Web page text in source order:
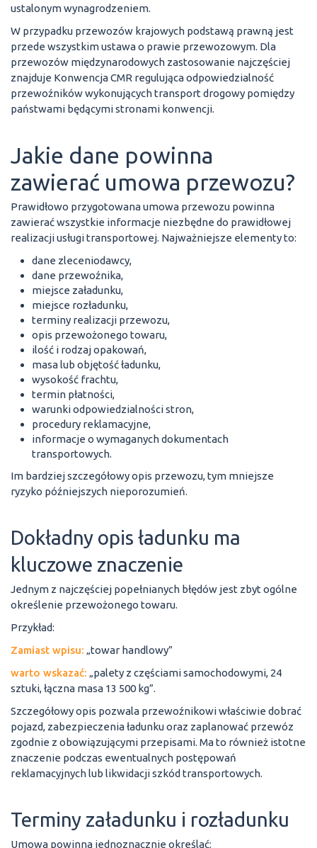
ustalonym wynagrodzeniem.
W przypadku przewozów krajowych podstawą prawną jest
przede wszystkim ustawa o prawie przewozowym. Dla
przewozów międzynarodowych zastosowanie najczęściej
znajduje Konwencja CMR regulująca odpowiedzialność
przewoźników wykonujących transport drogowy pomiędzy
państwami będącymi stronami konwencji.
Jakie dane powinna
zawierać umowa przewozu?
Prawidłowo przygotowana umowa przewozu powinna
zawierać wszystkie informacje niezbędne do prawidłowej
realizacji usługi transportowej. Najważniejsze elementy to:
dane zleceniodawcy,
dane przewoźnika,
miejsce załadunku,
miejsce rozładunku,
terminy realizacji przewozu,
opis przewożonego towaru,
ilość i rodzaj opakowań,
masa lub objętość ładunku,
wysokość frachtu,
termin płatności,
warunki odpowiedzialności stron,
procedury reklamacyjne,
informacje o wymaganych dokumentach
transportowych.
Im bardziej szczegółowy opis przewozu, tym mniejsze
ryzyko późniejszych nieporozumień.
Dokładny opis ładunku ma
kluczowe znaczenie
Jednym z najczęściej popełnianych błędów jest zbyt ogólne
określenie przewożonego towaru.
Przykład:
Zamiast wpisu: „towar handlowy”
warto wskazać: „palety z częściami samochodowymi, 24
sztuki, łączna masa 13 500 kg”.
Szczegółowy opis pozwala przewoźnikowi właściwie dobrać
pojazd, zabezpieczenia ładunku oraz zaplanować przewóz
zgodnie z obowiązującymi przepisami. Ma to również istotne
znaczenie podczas ewentualnych postępowań
reklamacyjnych lub likwidacji szkód transportowych.
Terminy załadunku i rozładunku
Umowa powinna jednoznacznie określać: